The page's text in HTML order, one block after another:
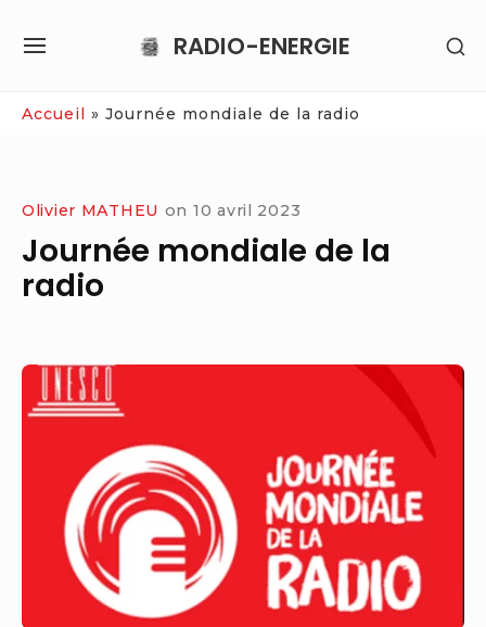
RADIO-ENERGIE
SITE
Accueil » Journée mondiale de la radio
Olivier MATHEU on 10 avril 2023
Journée mondiale de la
radio